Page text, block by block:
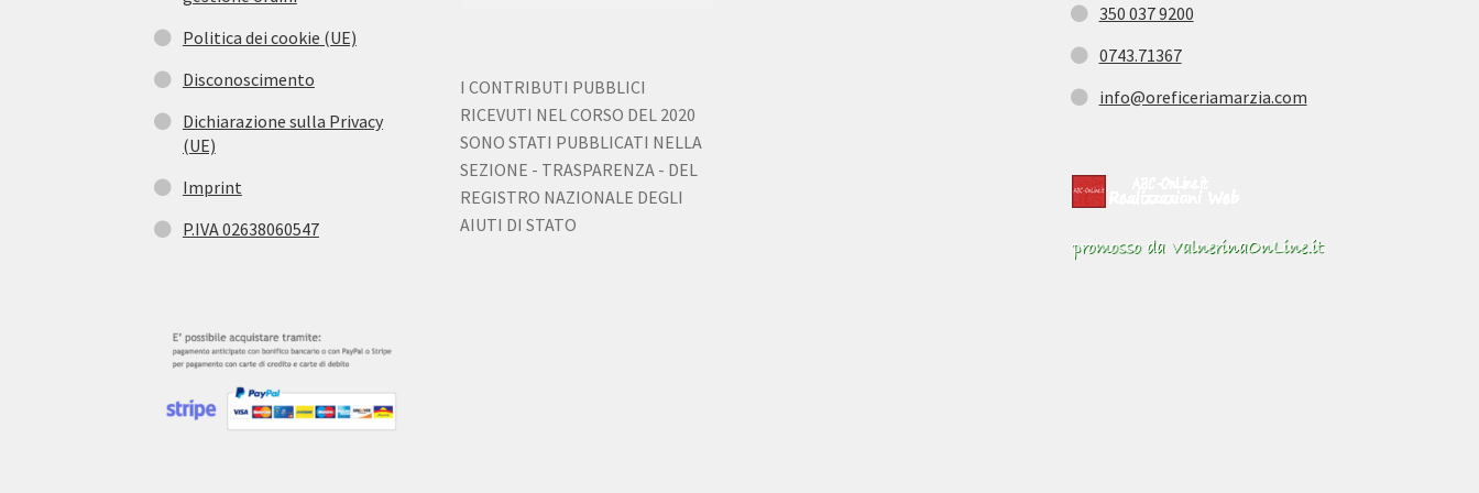
Politica dei cookie (UE)
Disconoscimento
Dichiarazione sulla Privacy
(UE)
Imprint
P.IVA 02638060547
I CONTRIBUTI PUBBLICI
RICEVUTI NEL CORSO DEL 2020
SONO STATI PUBBLICATI NELLA
SEZIONE - TRASPARENZA - DEL
REGISTRO NAZIONALE DEGLI
AIUTI DI STATO
350 037 9200
0743.71367
info@oreficeriamarzia.com